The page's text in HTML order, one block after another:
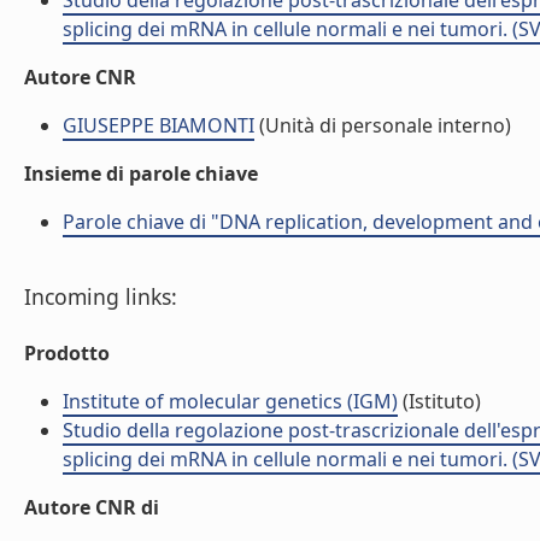
splicing dei mRNA in cellule normali e nei tumori.
Autore CNR
GIUSEPPE BIAMONTI(Unità di personale interno)
Insieme di parole chiave
Parole chiave di "DNA replication, development
Incoming links:
Prodotto
Institute of molecular genetics (IGM)(Istituto)
Studio della regolazione post-trascrizionale
splicing dei mRNA in cellule normali e nei tumori.
Autore CNR di